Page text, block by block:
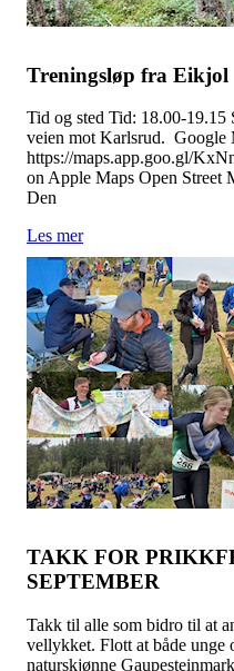
Treningsløp fra Eikjol
Tid og sted Tid: 18.00-19.15
veien mot Karlsrud. Google
https://maps.app.goo.gl/
on Apple Maps Open
Den
Les mer
TAKK FOR
SEPTEMBER
Takk til alle som bidro til at
vellykket. Flott at både unge
naturskjønne